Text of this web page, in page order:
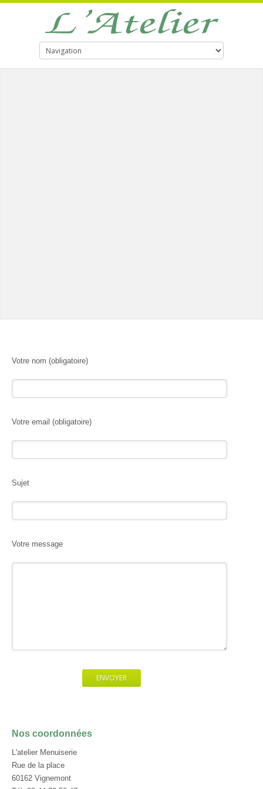
Votre nom (obligatoire)
Votre email (obligatoire)
Sujet
Votre message
Nos coordonnées
L'atelier Menuiserie
Rue de la place
60162 Vignemont